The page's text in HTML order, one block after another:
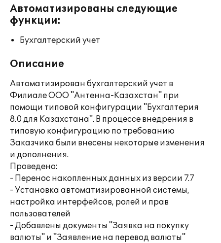
Автоматизированы следующие
функции:
Бухгалтерский учет
Описание
Автоматизирован бухгалтерский учет в
Филиале ООО "Антенна-Казахстан" при
помощи типовой конфигурации "Бухгалтерия
8.0 для Казахстана". В процессе внедрения в
типовую конфигурацию по требованию
Заказчика были внесены некоторые изменения
и дополнения.
Проведено:
- Перенос накопленных данных из версии 7.7
- Установка автоматизированной системы,
настройка интерфейсов, ролей и прав
пользователей
- Добавлены документы "Заявка на покупку
валюты" и "Заявление на перевод валюты"